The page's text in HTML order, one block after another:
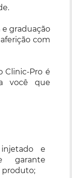
graduação
com
Clinic-Pro é
você que
e
garante
produto;